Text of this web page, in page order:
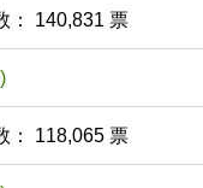
： 140,831 票
： 118,065 票